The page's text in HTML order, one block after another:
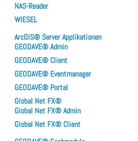
NAS-Reader
WIESEL
ArcGIS® Server Applikationen
GEODAVE® Admin
GEODAVE® Client
GEODAVE® Eventmanager
GEODAVE® Portal
Global Net FX®
Global Net FX® Admin
Global Net FX® Client